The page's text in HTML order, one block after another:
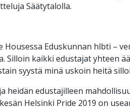
Säätytalolla.
Eduskunnan hlbti –
kaikki edustajat yhteen
syystä minä uskoin heitä
edustajilleen
Helsinki Pride 2019 on